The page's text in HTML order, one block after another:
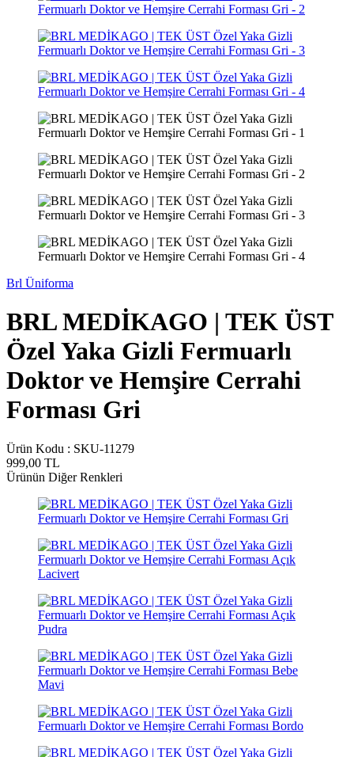
Brl Üniforma
BRL MEDİKAGO | TEK ÜST
Özel Yaka Gizli Fermuarlı
Doktor ve Hemşire Cerrahi
Forması Gri
Ürün Kodu : SKU-11279
999,00 TL
Ürünün Diğer Renkleri